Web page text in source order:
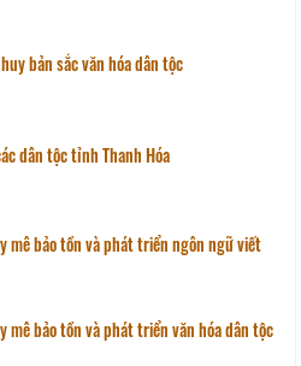
bản sắc văn hóa dân tộc
dân tộc tỉnh Thanh Hóa
mê bảo tồn và phát triển ngôn ngữ viết
mê bảo tồn và phát triển văn hóa dân tộc